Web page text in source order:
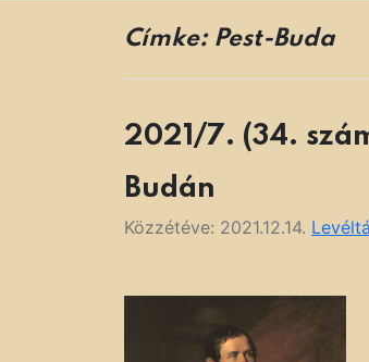
Címke: Pest-Buda
2021/7. (34.
Budán
Közzétéve: 2021.12.14.